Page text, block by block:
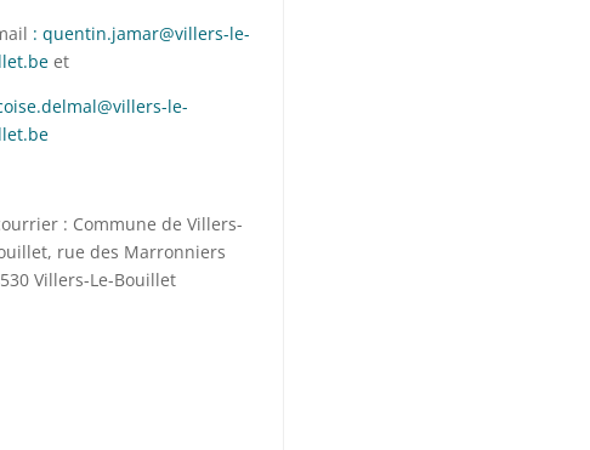
: quentin.jamar@villers-le-
et
le-
: Commune de Villers-
rue des Marronniers
Villers-Le-Bouillet